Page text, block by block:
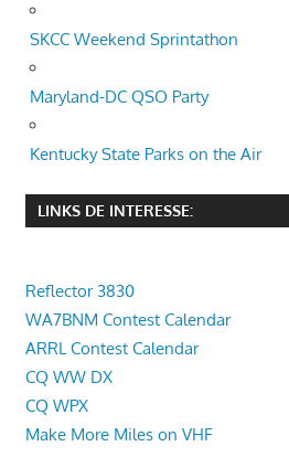
SKCC Weekend Sprintathon
Maryland-DC QSO Party
Kentucky State Parks on the Air
LINKS DE INTERESSE:
Reflector 3830
WA7BNM Contest Calendar
ARRL Contest Calendar
CQ WW DX
CQ WPX
Make More Miles on VHF